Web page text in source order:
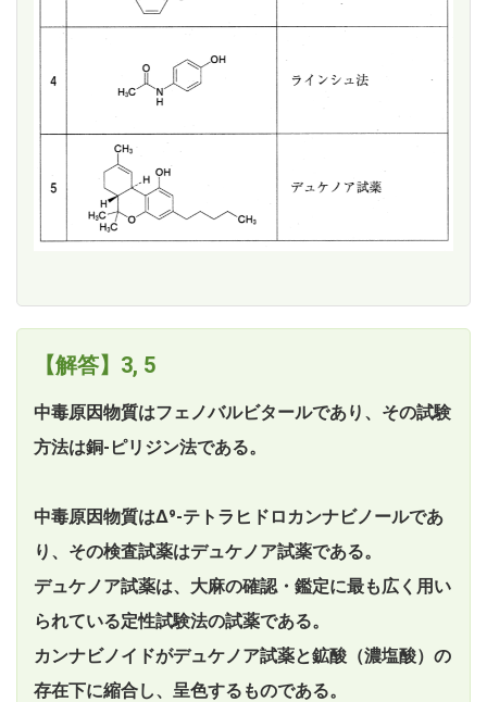
【解答】3, 5
中毒原因物質はフェノバルビタールであり、その試験
方法は銅-ピリジン法である。
中毒原因物質はΔ⁹-テトラヒドロカンナビノールであ
り、その検査試薬はデュケノア試薬である。
デュケノア試薬は、大麻の確認・鑑定に最も広く用い
られている定性試験法の試薬である。
カンナビノイドがデュケノア試薬と鉱酸（濃塩酸）の
存在下に縮合し、呈色するものである。